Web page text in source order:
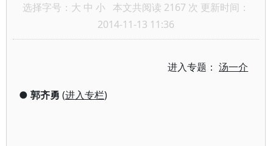
选择字号： 大 中 小 本文共阅读 2167 次 更新时间：
2014-11-13 11:36
进入专题：汤一介
● 郭齐勇 (进入专栏)